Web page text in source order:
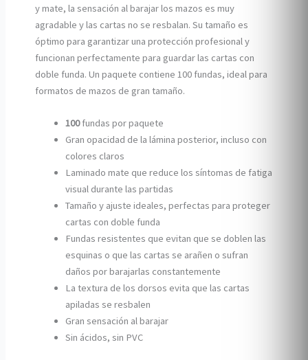
y mate, la sensación al barajar los mazos es muy
agradable y las cartas no se resbalan. Su tamaño es
óptimo para garantizar una protección profesional y
funcionan perfectamente para guardar las cartas con
doble funda. Un paquete contiene 100 fundas, ideal para
formatos de mazos de gran tamaño.
100fundas por paquete
Gran opacidad de la lámina posterior, incluso con
colores claros
Laminado mate que reduce los síntomas de fatiga
visual durante las partidas
Tamaño y ajuste ideales, perfectas para proteger
cartas con doble funda
Fundas resistentes que evitan que se doblen las
esquinas o que las cartas se arañen o sufran
daños por barajarlas constantemente
La textura de los dorsos evita que las cartas
apiladas se resbalen
Gran sensación al barajar
Sin ácidos, sin PVC